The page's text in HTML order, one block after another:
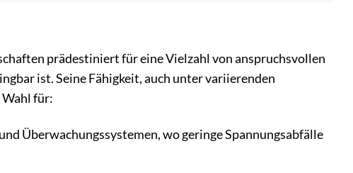
prädestiniert für eine Vielzahl von anspruchsvollen
ist. Seine Fähigkeit, auch unter variierenden
für:
Überwachungssystemen, wo geringe Spannungsabfälle